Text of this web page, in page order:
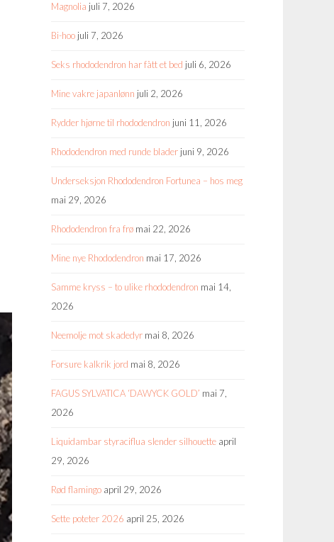
Magnolia juli 7, 2026
Bi-hoo juli 7, 2026
Seks rhododendron har fått et bed juli 6, 2026
Mine vakre japanlønn juli 2, 2026
Rydder hjørne til rhododendron juni 11, 2026
Rhododendron med runde blader juni 9, 2026
Underseksjon Rhododendron Fortunea – hos meg
mai 29, 2026
Rhododendron fra frø mai 22, 2026
Mine nye Rhododendron mai 17, 2026
Samme kryss – to ulike rhododendron mai 14,
2026
Neemolje mot skadedyr mai 8, 2026
Forsure kalkrik jord mai 8, 2026
FAGUS SYLVATICA ‘DAWYCK GOLD’ mai 7,
2026
Liquidambar styraciflua slender silhouette april
29, 2026
Rød flamingo april 29, 2026
Sette poteter 2026 april 25, 2026